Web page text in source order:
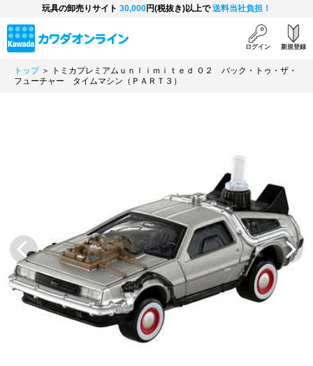
玩具の卸売りサイト 30,000円(税抜き)以上で送料当社負担！
ログイン 新規登録
トップ＞ トミカプレミアムｕｎｌｉｍｉｔｅｄ ０２ バック・トゥ・ザ・
フューチャー タイムマシン（ＰＡＲＴ３）
Previous Next